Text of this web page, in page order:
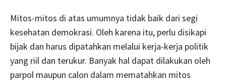
Mitos-mitos di atas umumnya tidak baik dari segi
kesehatan demokrasi. Oleh karena itu, perlu disikapi
bijak dan harus dipatahkan melalui kerja-kerja politik
yang riil dan terukur. Banyak hal dapat dilakukan oleh
parpol maupun calon dalam mematahkan mitos